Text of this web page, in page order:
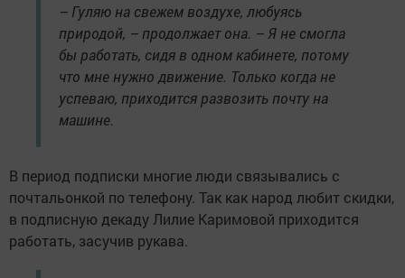
– Гуляю на свежем воздухе, любуясь
природой, – продолжает она. – Я не смогла
бы работать, сидя в одном кабинете, потому
что мне нужно движение. Только когда не
успеваю, приходится развозить почту на
машине.
В период подписки многие люди связывались с
почтальонкой по телефону. Так как народ любит скидки,
в подписную декаду Лилие Каримовой приходится
работать, засучив рукава.